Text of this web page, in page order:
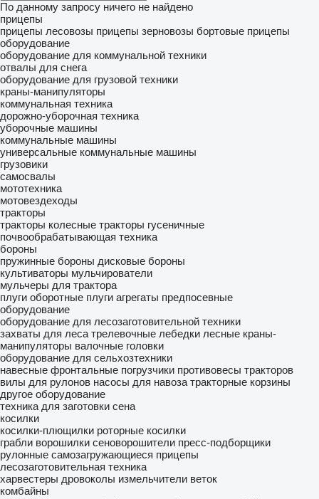
По данному запросу ничего не найдено
прицепы
прицепы лесовозы прицепы зерновозы бортовые прицепы
оборудование
оборудование для коммунальной техники
отвалы для снега
оборудование для грузовой техники
краны-манипуляторы
коммунальная техника
дорожно-уборочная техника
уборочные машины
коммунальные машины
универсальные коммунальные машины
грузовики
самосвалы
мототехника
мотовездеходы
тракторы
тракторы колесные тракторы гусеничные
почвообрабатывающая техника
бороны
пружинные бороны дисковые бороны
культиваторы мульчирователи
мульчеры для трактора
плуги оборотные плуги агрегаты предпосевные
оборудование
оборудование для лесозаготовительной техники
захваты для леса трелевочные лебедки лесные краны-
манипуляторы валочные головки
оборудование для сельхозтехники
навесные фронтальные погрузчики противовесы тракторов
вилы для рулонов насосы для навоза тракторные корзины
другое оборудование
техника для заготовки сена
косилки
косилки-плющилки роторные косилки
грабли ворошилки сеноворошители пресс-подборщики
рулонные самозагружающиеся прицепы
лесозаготовительная техника
харвестеры дровоколы измельчители веток
комбайны